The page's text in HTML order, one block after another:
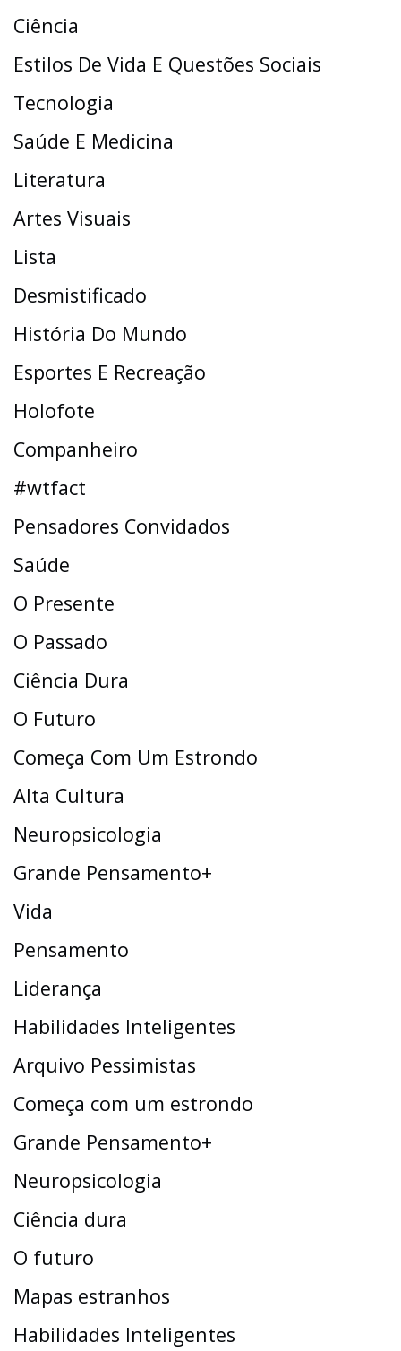
Ciência
Estilos De Vida E Questões Sociais
Tecnologia
Saúde E Medicina
Literatura
Artes Visuais
Lista
Desmistificado
História Do Mundo
Esportes E Recreação
Holofote
Companheiro
#wtfact
Pensadores Convidados
Saúde
O Presente
O Passado
Ciência Dura
O Futuro
Começa Com Um Estrondo
Alta Cultura
Neuropsicologia
Grande Pensamento+
Vida
Pensamento
Liderança
Habilidades Inteligentes
Arquivo Pessimistas
Começa com um estrondo
Grande Pensamento+
Neuropsicologia
Ciência dura
O futuro
Mapas estranhos
Habilidades Inteligentes